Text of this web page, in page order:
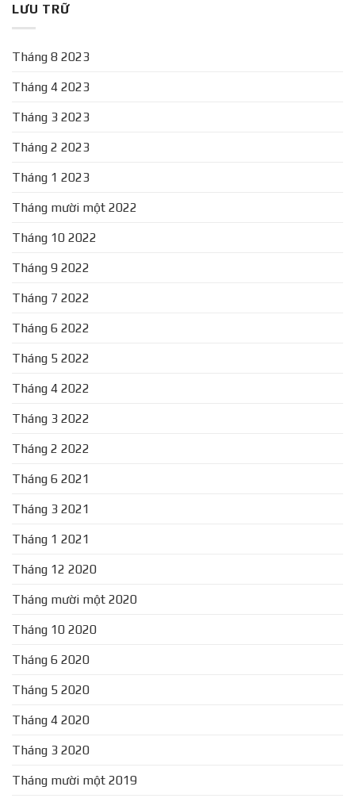
LƯU TRỮ
Tháng 8 2023
Tháng 4 2023
Tháng 3 2023
Tháng 2 2023
Tháng 1 2023
Tháng mười một 2022
Tháng 10 2022
Tháng 9 2022
Tháng 7 2022
Tháng 6 2022
Tháng 5 2022
Tháng 4 2022
Tháng 3 2022
Tháng 2 2022
Tháng 6 2021
Tháng 3 2021
Tháng 1 2021
Tháng 12 2020
Tháng mười một 2020
Tháng 10 2020
Tháng 6 2020
Tháng 5 2020
Tháng 4 2020
Tháng 3 2020
Tháng mười một 2019